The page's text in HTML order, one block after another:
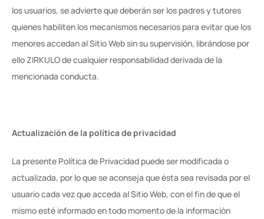
los usuarios, se advierte que deberán ser los padres y tutores
quienes habiliten los mecanismos necesarios para evitar que los
menores accedan al Sitio Web sin su supervisión, librándose por
ello ZIRKULO de cualquier responsabilidad derivada de la
mencionada conducta.
Actualización de la política de privacidad
La presente Política de Privacidad puede ser modificada o
actualizada, por lo que se aconseja que ésta sea revisada por el
usuario cada vez que acceda al Sitio Web, con el fin de que el
mismo esté informado en todo momento de la información